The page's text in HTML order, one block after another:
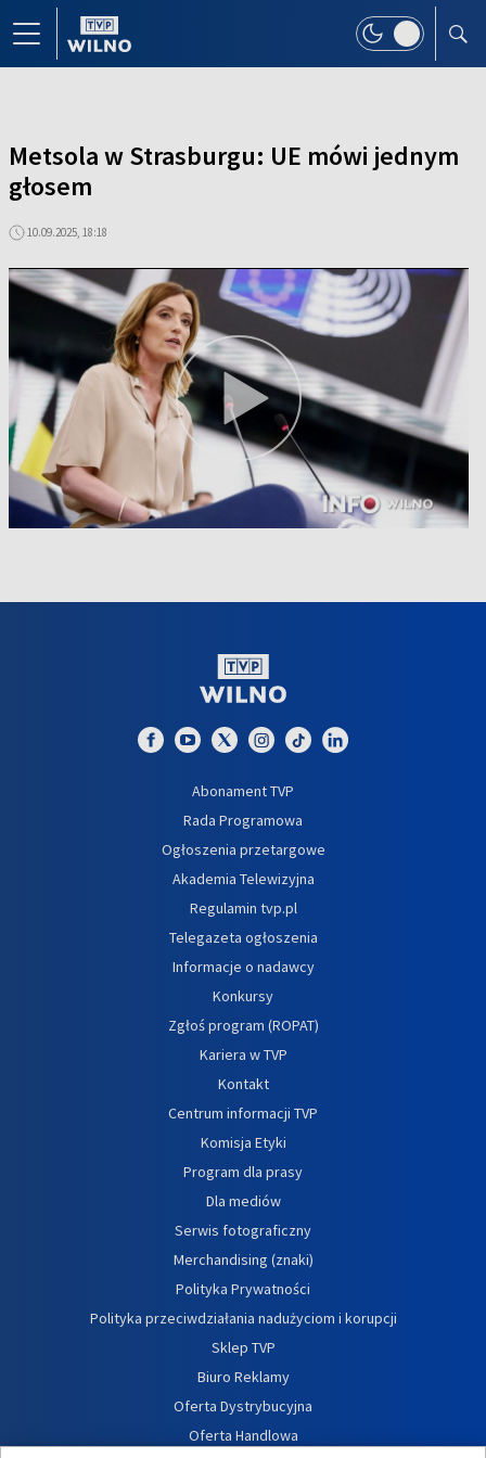
Metsola w Strasburgu: UE mówi jednym
głosem
10.09.2025, 18:18
Abonament TVP
Rada Programowa
Ogłoszenia przetargowe
Akademia Telewizyjna
Regulamin tvp.pl
Telegazeta ogłoszenia
Informacje o nadawcy
Konkursy
Zgłoś program (ROPAT)
Kariera w TVP
Kontakt
Centrum informacji TVP
Komisja Etyki
Program dla prasy
Dla mediów
Serwis fotograficzny
Merchandising (znaki)
Polityka Prywatności
Polityka przeciwdziałania nadużyciom i korupcji
Sklep TVP
Biuro Reklamy
Oferta Dystrybucyjna
Oferta Handlowa